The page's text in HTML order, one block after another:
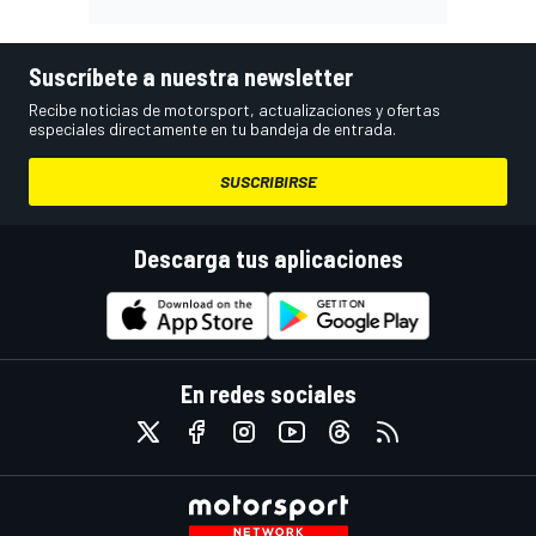
Suscríbete a nuestra newsletter
Recibe noticias de motorsport, actualizaciones y ofertas
especiales directamente en tu bandeja de entrada.
SUSCRIBIRSE
Descarga tus aplicaciones
En redes sociales